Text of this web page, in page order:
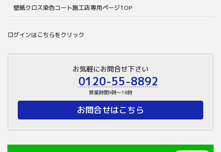
壁紙クロス染色コート施工店専用ページTOP
ログインはこちらをクリック
お気軽にお問合せ下さい
0120-55-8892
営業時間9時～18時
お問合せはこちら